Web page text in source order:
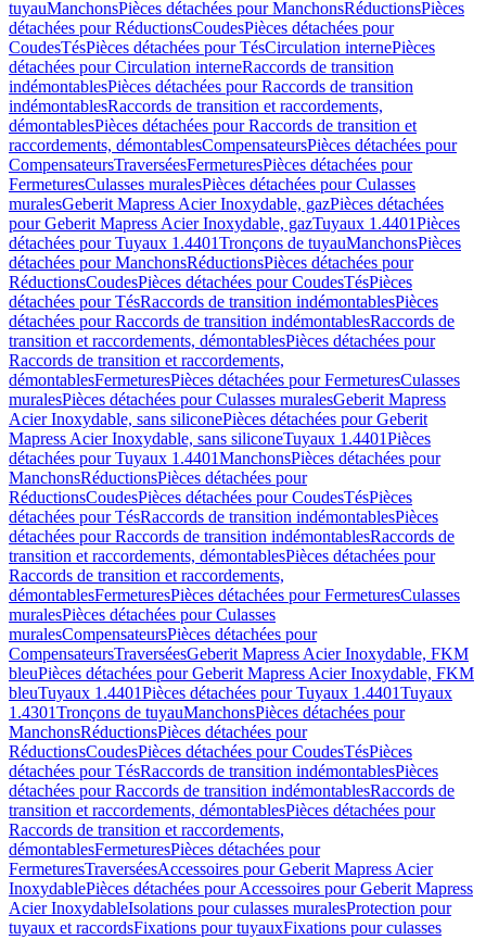
tuyauManchonsPièces détachées pour ManchonsRéductionsPièces
détachées pour RéductionsCoudesPièces détachées pour
CoudesTésPièces détachées pour TésCirculation internePièces
détachées pour Circulation interneRaccords de transition
indémontablesPièces détachées pour Raccords de transition
indémontablesRaccords de transition et raccordements,
démontablesPièces détachées pour Raccords de transition et
raccordements, démontablesCompensateursPièces détachées pour
CompensateursTraverséesFermeturesPièces détachées pour
FermeturesCulasses muralesPièces détachées pour Culasses
muralesGeberit Mapress Acier Inoxydable, gazPièces détachées
pour Geberit Mapress Acier Inoxydable, gazTuyaux 1.4401Pièces
détachées pour Tuyaux 1.4401Tronçons de tuyauManchonsPièces
détachées pour ManchonsRéductionsPièces détachées pour
RéductionsCoudesPièces détachées pour CoudesTésPièces
détachées pour TésRaccords de transition indémontablesPièces
détachées pour Raccords de transition indémontablesRaccords de
transition et raccordements, démontablesPièces détachées pour
Raccords de transition et raccordements,
démontablesFermeturesPièces détachées pour FermeturesCulasses
muralesPièces détachées pour Culasses muralesGeberit Mapress
Acier Inoxydable, sans siliconePièces détachées pour Geberit
Mapress Acier Inoxydable, sans siliconeTuyaux 1.4401Pièces
détachées pour Tuyaux 1.4401ManchonsPièces détachées pour
ManchonsRéductionsPièces détachées pour
RéductionsCoudesPièces détachées pour CoudesTésPièces
détachées pour TésRaccords de transition indémontablesPièces
détachées pour Raccords de transition indémontablesRaccords de
transition et raccordements, démontablesPièces détachées pour
Raccords de transition et raccordements,
démontablesFermeturesPièces détachées pour FermeturesCulasses
muralesPièces détachées pour Culasses
muralesCompensateursPièces détachées pour
CompensateursTraverséesGeberit Mapress Acier Inoxydable, FKM
bleuPièces détachées pour Geberit Mapress Acier Inoxydable, FKM
bleuTuyaux 1.4401Pièces détachées pour Tuyaux 1.4401Tuyaux
1.4301Tronçons de tuyauManchonsPièces détachées pour
ManchonsRéductionsPièces détachées pour
RéductionsCoudesPièces détachées pour CoudesTésPièces
détachées pour TésRaccords de transition indémontablesPièces
détachées pour Raccords de transition indémontablesRaccords de
transition et raccordements, démontablesPièces détachées pour
Raccords de transition et raccordements,
démontablesFermeturesPièces détachées pour
FermeturesTraverséesAccessoires pour Geberit Mapress Acier
InoxydablePièces détachées pour Accessoires pour Geberit Mapress
Acier InoxydableIsolations pour culasses muralesProtection pour
tuyaux et raccordsFixations pour tuyauxFixations pour culasses